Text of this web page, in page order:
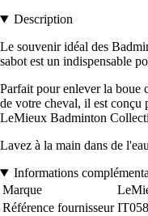
Description
Le souvenir idéal des
sabot est un indispensable
Parfait pour enlever la boue
de votre cheval, il est conçu
LeMieux Badminton
Lavez à la main dans de
Informations
Marque
Référence fournisseur